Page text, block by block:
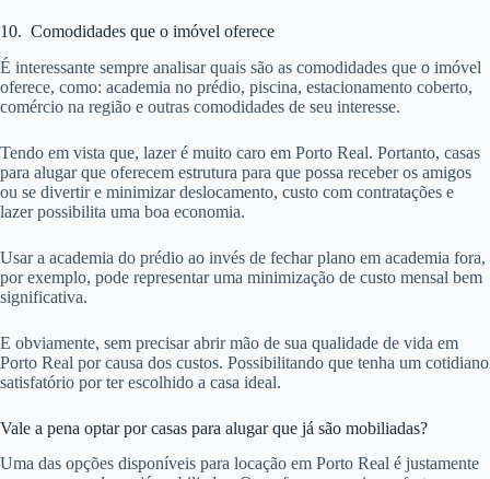
10. Comodidades que o imóvel oferece
É interessante sempre analisar quais são as comodidades que o imóvel
oferece, como: academia no prédio, piscina, estacionamento coberto,
comércio na região e outras comodidades de seu interesse.
Tendo em vista que, lazer é muito caro em Porto Real. Portanto, casas
para alugar que oferecem estrutura para que possa receber os amigos
ou se divertir e minimizar deslocamento, custo com contratações e
lazer possibilita uma boa economia.
Usar a academia do prédio ao invés de fechar plano em academia fora,
por exemplo, pode representar uma minimização de custo mensal bem
significativa.
E obviamente, sem precisar abrir mão de sua qualidade de vida em
Porto Real por causa dos custos. Possibilitando que tenha um cotidiano
satisfatório por ter escolhido a casa ideal.
Vale a pena optar por casas para alugar que já são mobiliadas?
Uma das opções disponíveis para locação em Porto Real é justamente